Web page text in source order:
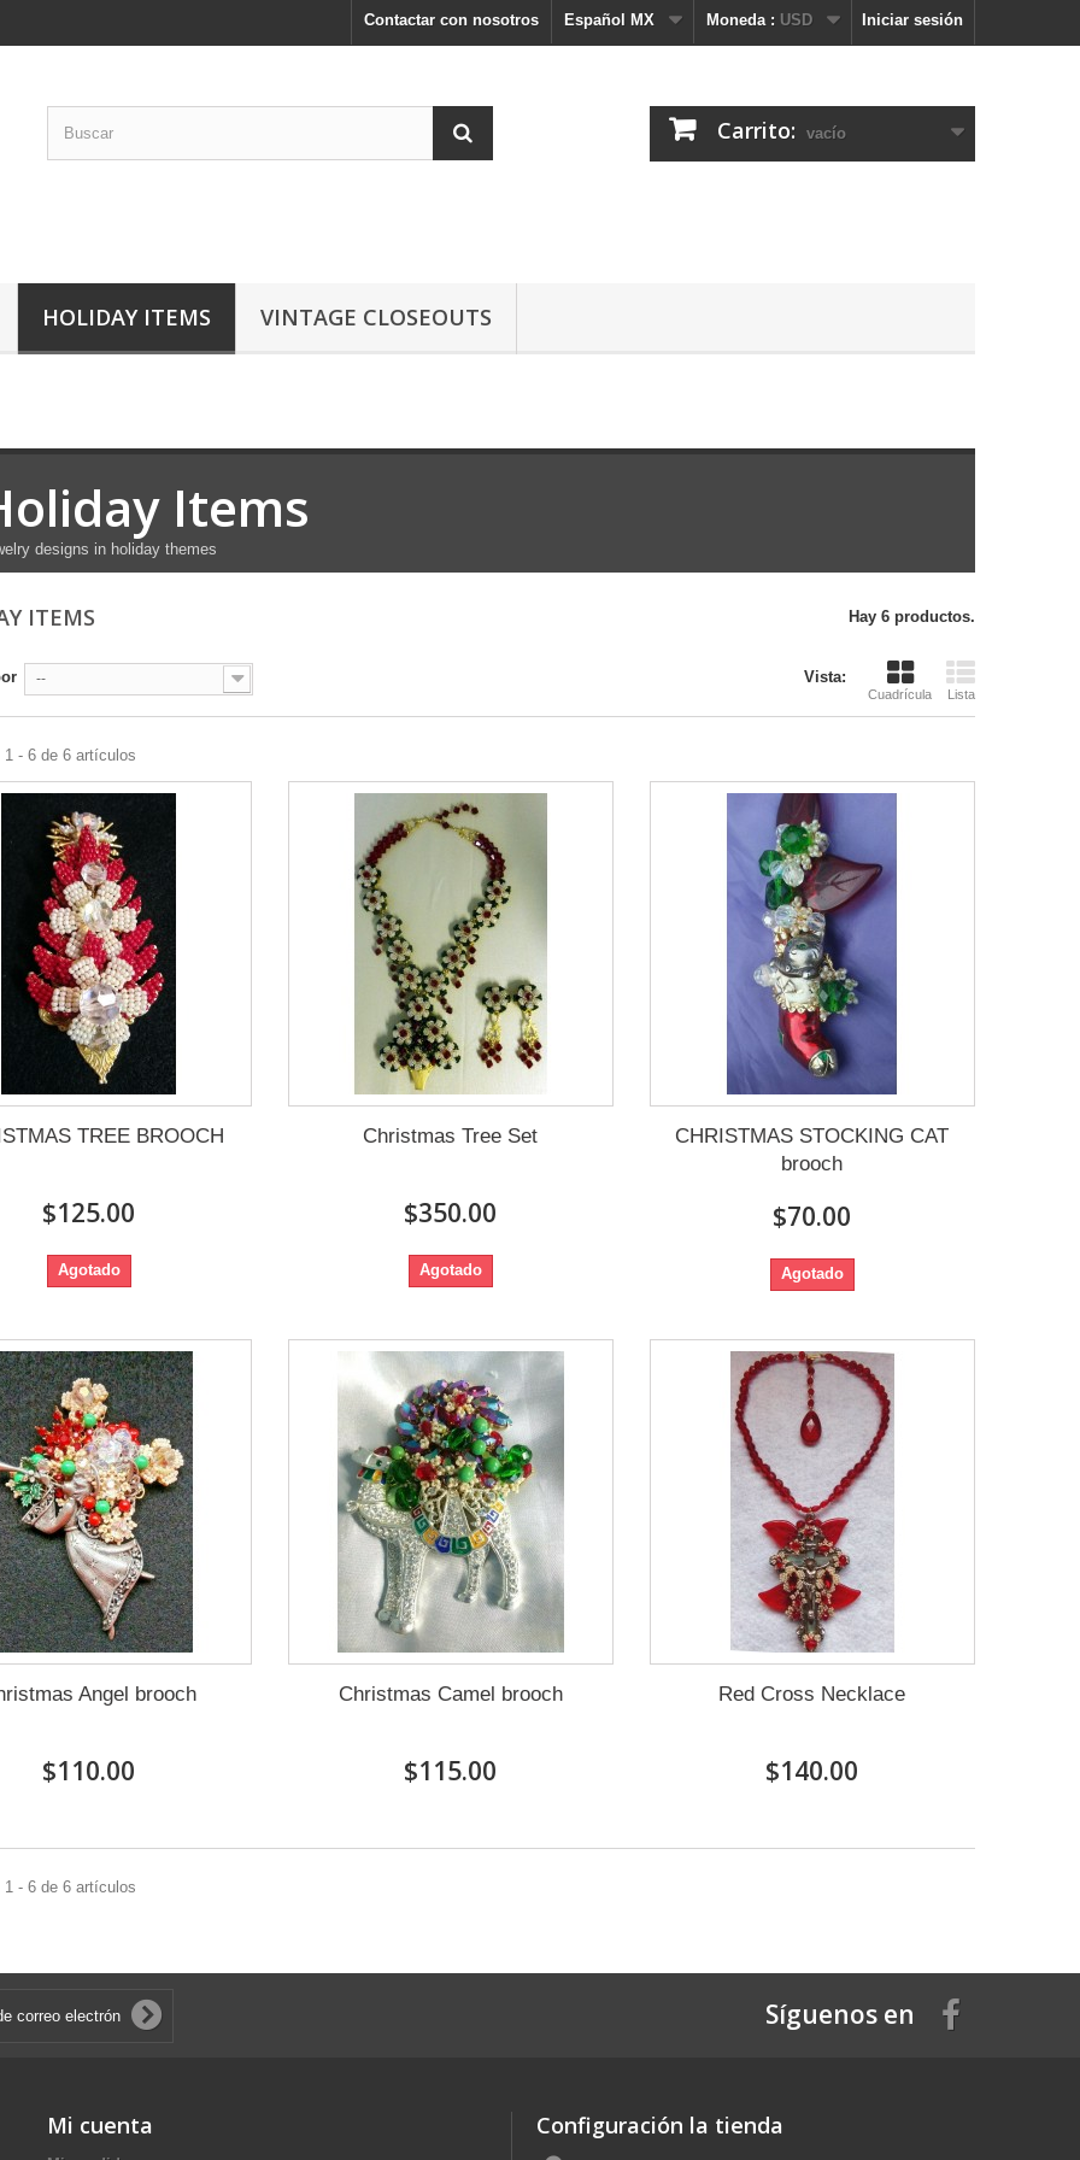
Iniciar sesión
Moneda : USD
Español MX
Contactar con nosotros
Carrito: vacío
HOLIDAY ITEMS VINTAGE CLOSEOUTS
Items
designs in holiday themes
ITEMS Hay 6 productos.
Vista:
Cuadrícula Lista
--
1 - 6 de 6 artículos
TREE BROOCH
$125.00
Agotado
Christmas Tree Set
$350.00
Agotado
CHRISTMAS STOCKING CAT
brooch
$70.00
Agotado
Angel brooch
$110.00
Christmas Camel brooch
$115.00
Red Cross Necklace
$140.00
1 - 6 de 6 artículos
Síguenos en
Mi cuenta Configuración la tienda